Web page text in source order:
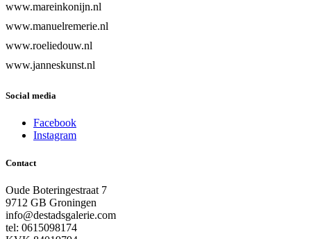
www.mareinkonijn.nl
www.manuelremerie.nl
www.roeliedouw.nl
www.janneskunst.nl
Social media
Facebook
Instagram
Contact
Oude Boteringestraat 7
9712 GB Groningen
info@destadsgalerie.com
tel: 0615098174